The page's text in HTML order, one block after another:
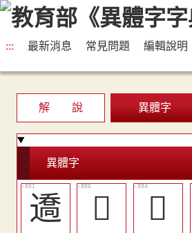
::: 最新消息 常見問題 編輯說明
解 說 異體字
異體字
䢪 󲹭 󲹫